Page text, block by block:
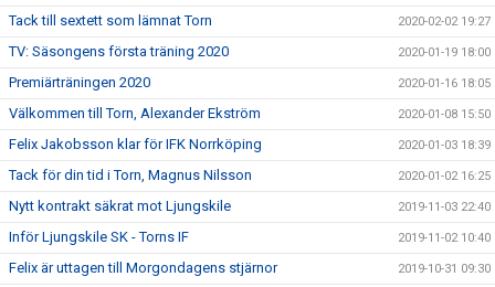
Tack till sextett som lämnat Torn 2020-02-02 19:27
TV: Säsongens första träning 2020 2020-01-19 18:00
Premiärträningen 2020 2020-01-16 18:05
Välkommen till Torn, Alexander Ekström 2020-01-08 15:50
Felix Jakobsson klar för IFK Norrköping 2020-01-03 18:39
Tack för din tid i Torn, Magnus Nilsson 2020-01-02 16:25
Nytt kontrakt säkrat mot Ljungskile 2019-11-03 22:40
Inför Ljungskile SK - Torns IF 2019-11-02 10:40
Felix är uttagen till Morgondagens stjärnor 2019-10-31 09:30